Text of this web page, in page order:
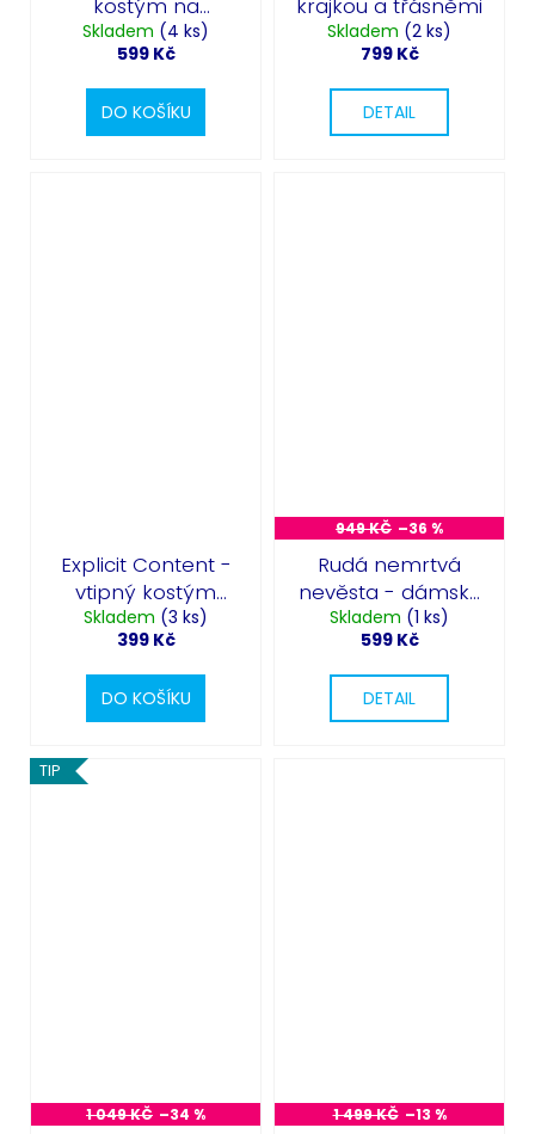
kostým na
Halloween
Skladem (4 ks)
599 Kč
DO KOŠÍKU
krajkou a třásněmi
Skladem (2 ks)
799 Kč
DETAIL
Explicit Content -
vtipný kostým
Halloween
Skladem (3 ks)
399 Kč
DO KOŠÍKU
949 KČ –36 %
Rudá nemrtvá
nevěsta - dámský
kostým Halloween
Skladem (1 ks)
599 Kč
DETAIL
TIP
1 049 KČ –34 % 1 499 KČ –13 %